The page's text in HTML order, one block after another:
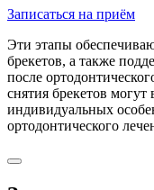
Записаться на приём
Эти этапы
брекетов, а также
после
снятия брекетов могут
индивидуальных
ортодонтического